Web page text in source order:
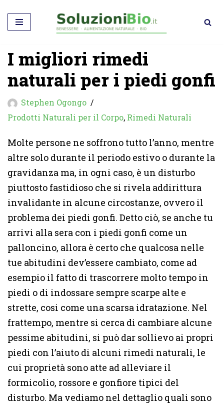
Vai
contenuto
I migliori rimedi
naturali per i piedi gonfi
Stephen Ogongo
Prodotti Naturali per il Corpo, Rimedi Naturali
Molte persone ne soffrono tutto l’anno, mentre
altre solo durante il periodo estivo o durante la
gravidanza ma, in ogni caso, è un disturbo
piuttosto fastidioso che si rivela addirittura
invalidante in alcune circostanze, ovvero il
problema dei piedi gonfi. Detto ciò, se anche tu
arrivi alla sera con i piedi gonfi come un
palloncino, allora è certo che qualcosa nelle
tue abitudini dev’essere cambiato, come ad
esempio il fatto di trascorrere molto tempo in
piedi o di indossare sempre scarpe alte e
strette, cosi come una scarsa idratazione. Nel
frattempo, mentre si cerca di cambiare alcune
pessime abitudini, si può dar sollievo ai propri
piedi con l’aiuto di alcuni rimedi naturali, le
cui proprietà sono atte ad alleviare il
formicolio, rossore e gonfiore tipici del
disturbo. Ma vediamo nel dettaglio quali sono